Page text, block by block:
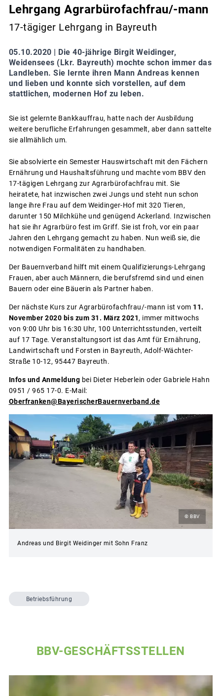
Lehrgang Agrarbürofachfrau/-mann
17-tägiger Lehrgang in Bayreuth
05.10.2020 |
Die 40-jährige Birgit Weidinger,
Weidensees (Lkr. Bayreuth) mochte schon immer das
Landleben. Sie lernte ihren Mann Andreas kennen
und lieben und konnte sich vorstellen, auf dem
stattlichen, modernen Hof zu leben.
Sie ist gelernte Bankkauffrau, hatte nach der Ausbildung
weitere berufliche Erfahrungen gesammelt, aber dann sattelte
sie allmählich um.
Sie absolvierte ein Semester Hauswirtschaft mit den Fächern
Ernährung und Haushaltsführung und machte vom BBV den
17-tägigen Lehrgang zur Agrarbürofachfrau mit. Sie
heiratete, hat inzwischen zwei Jungs und steht nun schon
lange ihre Frau auf dem Weidinger-Hof mit 320 Tieren,
darunter 150 Milchkühe und genügend Ackerland. Inzwischen
hat sie ihr Agrarbüro fest im Griff. Sie ist froh, vor ein paar
Jahren den Lehrgang gemacht zu haben. Nun weiß sie, die
notwendigen Formalitäten zu handhaben.
Der Bauernverband hilft mit einem Qualifizierungs-Lehrgang
Frauen, aber auch Männern, die berufsfremd sind und einen
Bauern oder eine Bäuerin als Partner haben.
Der nächste Kurs zur Agrarbürofachfrau/-mann ist vom 11.
November 2020 bis zum 31. März 2021, immer mittwochs
von 9:00 Uhr bis 16:30 Uhr, 100 Unterrichtsstunden, verteilt
auf 17 Tage. Veranstaltungsort ist das Amt für Ernährung,
Landwirtschaft und Forsten in Bayreuth, Adolf-Wächter-
Straße 10-12, 95447 Bayreuth.
Infos und Anmeldung bei Dieter Heberlein oder Gabriele Hahn
0951 / 965 17-0. E-Mail:
Oberfranken@BayerischerBauernverband.de
© BBV
Andreas und Birgit Weidinger mit Sohn Franz
Betriebsführung
BBV-GESCHÄFTSSTELLEN